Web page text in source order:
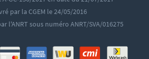
par la CGEM le 24/05/2016
l'ANRT sous numéro ANRT/SVA/016275